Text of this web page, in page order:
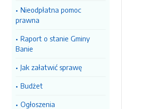
Nieodpłatna pomoc
prawna
Raport o stanie Gminy
Banie
Jak załatwić sprawę
Budżet
Ogłoszenia